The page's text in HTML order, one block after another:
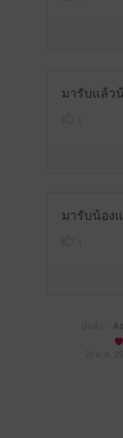
มารับแล้ว
มารับน้อง